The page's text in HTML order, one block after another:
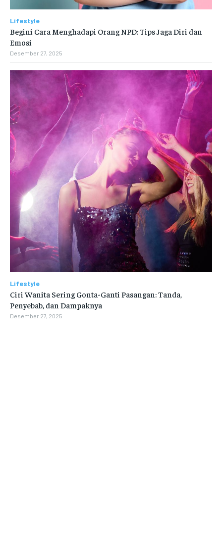
Lifestyle
Begini Cara Menghadapi Orang NPD: Tips Jaga Diri dan
Emosi
Desember 27, 2025
Lifestyle
Ciri Wanita Sering Gonta-Ganti Pasangan: Tanda,
Penyebab, dan Dampaknya
Desember 27, 2025